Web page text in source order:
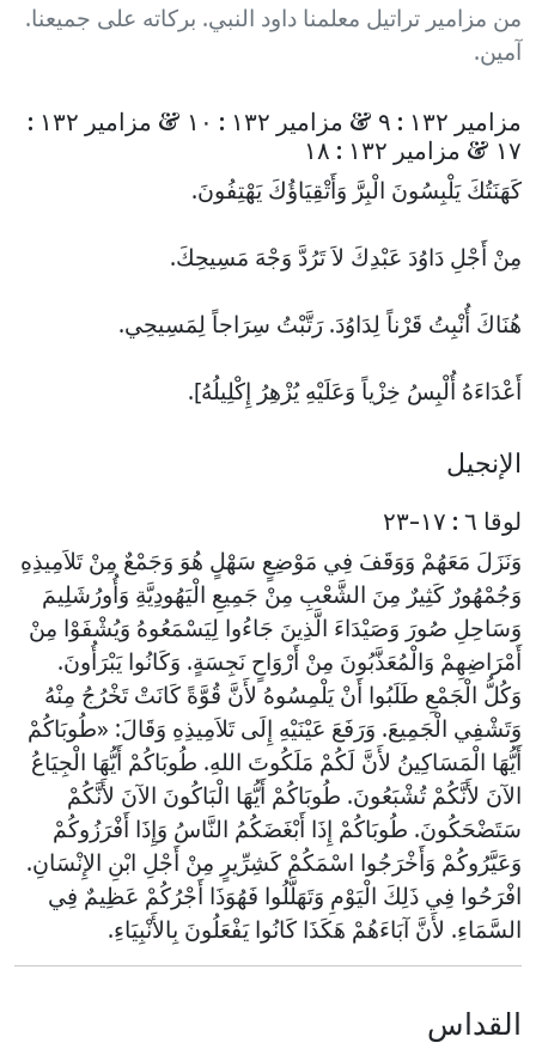
من مزامير تراتيل معلمنا داود النبي. بركاته على جميعنا.
آمين.
مزامير ١٣٢ : ٩ & مزامير ١٣٢ : ١٠ & مزامير ١٣٢ :
١٧ & مزامير ١٣٢ : ١٨
كَهَنَتُكَ يَلْبِسُونَ الْبِرَّ وَأَتْقِيَاؤُكَ يَهْتِفُونَ.
مِنْ أَجْلِ دَاوُدَ عَبْدِكَ لاَ تَرُدَّ وَجْهَ مَسِيحِكَ.
هُنَاكَ أُنْبِتُ قَرْناً لِدَاوُدَ. رَتَّبْتُ سِرَاجاً لِمَسِيحِي.
أَعْدَاءَهُ أُلْبِسُ خِزْياً وَعَلَيْهِ يُزْهِرُ إِكْلِيلُهُ].
الإنجيل
لوقا ٦ : ١٧-٢٣
وَنَزَلَ مَعَهُمْ وَوَقَفَ فِي مَوْضِعٍ سَهْلٍ هُوَ وَجَمْعٌ مِنْ تَلاَمِيذِهِ
وَجُمْهُورٌ كَثِيرٌ مِنَ الشَّعْبِ مِنْ جَمِيعِ الْيَهُودِيَّةِ وَأُورُشَلِيمَ
وَسَاحِلِ صُورَ وَصَيْدَاءَ الَّذِينَ جَاءُوا لِيَسْمَعُوهُ وَيُشْفَوْا مِنْ
أَمْرَاضِهِمْ وَالْمُعَذَّبُونَ مِنْ أَرْوَاحٍ نَجِسَةٍ. وَكَانُوا يَبْرَأُونَ.
وَكُلُّ الْجَمْعِ طَلَبُوا أَنْ يَلْمِسُوهُ لأَنَّ قُوَّةً كَانَتْ تَخْرُجُ مِنْهُ
وَتَشْفِي الْجَمِيعَ. وَرَفَعَ عَيْنَيْهِ إِلَى تَلاَمِيذِهِ وَقَالَ: «طُوبَاكُمْ
أَيُّهَا الْمَسَاكِينُ لأَنَّ لَكُمْ مَلَكُوتَ اللهِ. طُوبَاكُمْ أَيُّهَا الْجِيَاعُ
الآنَ لأَنَّكُمْ تُشْبَعُونَ. طُوبَاكُمْ أَيُّهَا الْبَاكُونَ الآنَ لأَنَّكُمْ
سَتَضْحَكُونَ. طُوبَاكُمْ إِذَا أَبْغَضَكُمُ النَّاسُ وَإِذَا أَفْرَزُوكُمْ
وَعَيَّرُوكُمْ وَأَخْرَجُوا اسْمَكُمْ كَشِرِّيرٍ مِنْ أَجْلِ ابْنِ الإِنْسَانِ.
افْرَحُوا فِي ذَلِكَ الْيَوْمِ وَتَهَلَّلُوا فَهُوَذَا أَجْرُكُمْ عَظِيمٌ فِي
السَّمَاءِ. لأَنَّ آبَاءَهُمْ هَكَذَا كَانُوا يَفْعَلُونَ بِالأَنْبِيَاءِ.
القداس